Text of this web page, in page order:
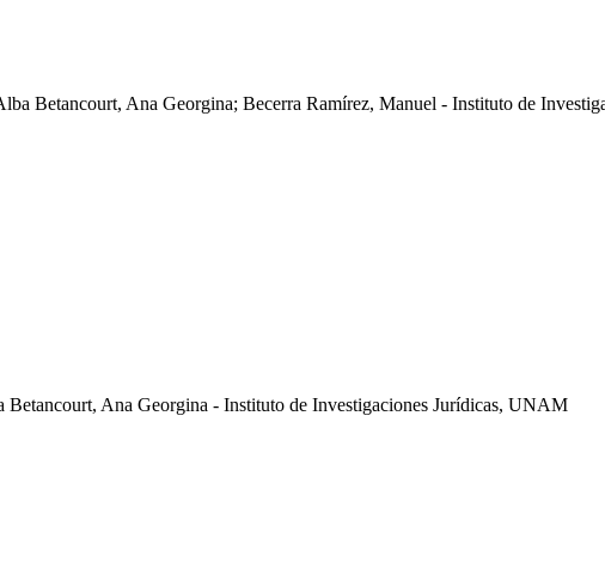
Betancourt, Ana Georgina; Becerra Ramírez, Manuel - Instituto de
Ana Georgina - Instituto de Investigaciones Jurídicas, UNAM